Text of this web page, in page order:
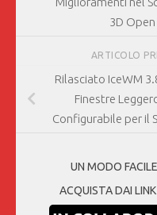
3D Open
ARTICOLO
Rilasciato IceWM
Finestre
Configurabile per il
UN MODO
ACQUISTA DAI